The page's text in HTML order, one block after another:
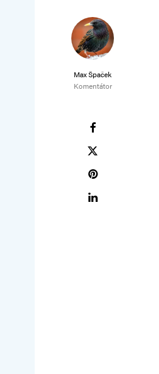
Max Špaček
Komentátor